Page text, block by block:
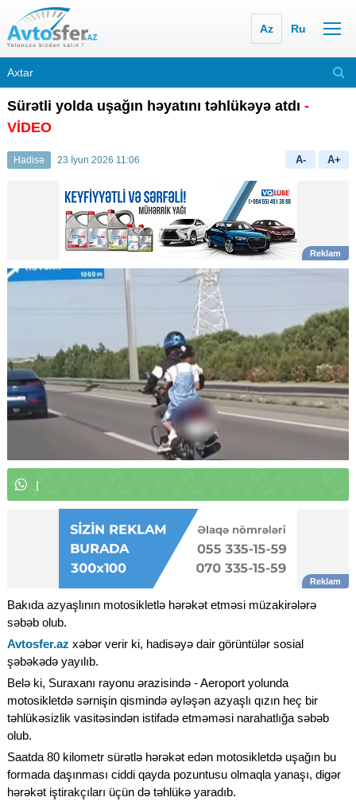
Az Ru
Sürətli yolda uşağın həyatını təhlükəyə atdı -
VİDEO
Hadisə 23 İyun 2026 11:06 A- A+
W
Bakıda azyaşlının motosikletlə hərəkət etməsi müzakirələrə
səbəb olub.
Avtosfer.az xəbər verir ki, hadisəyə dair görüntülər sosial
şəbəkədə yayılıb.
Belə ki, Suraxanı rayonu ərazisində - Aeroport yolunda
motosikletdə sərnişin qismində əyləşən azyaşlı qızın heç bir
təhlükəsizlik vasitəsindən istifadə etməməsi narahatlığa səbəb
olub.
Saatda 80 kilometr sürətlə hərəkət edən motosikletdə uşağın bu
formada daşınması ciddi qayda pozuntusu olmaqla yanaşı, digər
hərəkət iştirakçıları üçün də təhlükə yaradıb.